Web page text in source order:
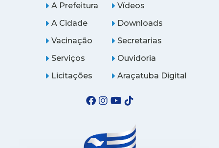
A Prefeitura
A Cidade
Vídeos
Downloads
Vacinação
Serviços
Licitações
Secretarias
Ouvidoria
Araçatuba Digital